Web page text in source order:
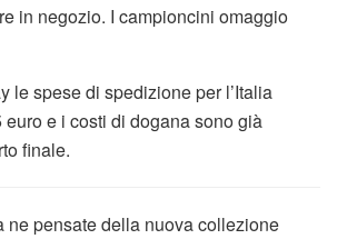
in negozio. I campioncini omaggio
le spese di spedizione per l’Italia
euro e i costi di dogana sono già
finale.
ne pensate della nuova collezione